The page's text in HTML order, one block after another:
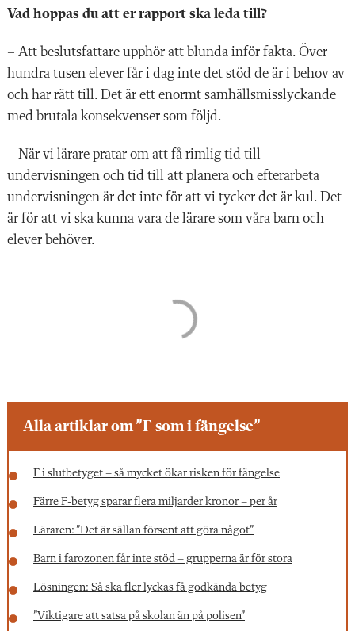
speciallärare, specialpedagoger, skolkuratorer, skolpsykologer
Nolltolerans mot hot och våld i skolan ska genomföras i
praktiken.
Myndighetssamverkan och gemensam kraftsamling mot
skolmisslyckanden.
Vad hoppas du att er rapport ska leda till?
– Att beslutsfattare upphör att blunda inför fakta. Över
hundra tusen elever får i dag inte det stöd de är i behov av
och har rätt till. Det är ett enormt samhällsmisslyckande
med brutala konsekvenser som följd.
– När vi lärare pratar om att få rimlig tid till
undervisningen och tid till att planera och efterarbeta
undervisningen är det inte för att vi tycker det är kul. Det
är för att vi ska kunna vara de lärare som våra barn och
elever behöver.
Alla artiklar om ”F som i fängelse”
F i slutbetyget – så mycket ökar risken för fängelse
Färre F-betyg sparar flera miljarder kronor – per år
Läraren: ”Det är sällan försent att göra något”
Barn i farozonen får inte stöd – grupperna är för stora
Lösningen: Så ska fler lyckas få godkända betyg
”Viktigare att satsa på skolan än på polisen”